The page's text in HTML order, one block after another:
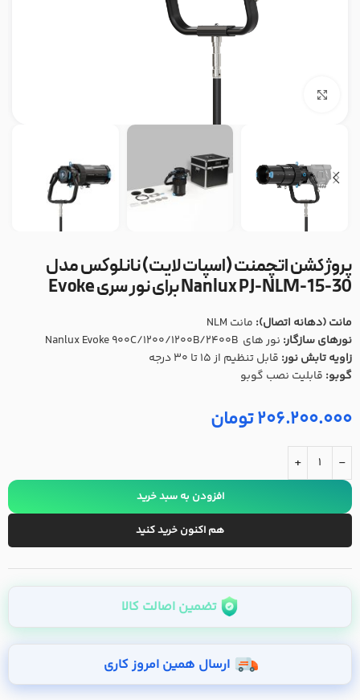
پروژکشن اتچمنت (اسپات لایت) نانلوکس مدل
Nanlux PJ-NLM-15-30 برای نور سری Evoke
مانت (دهانه اتصال): مانت NLM
نورهای سازگار: نور های Nanlux Evoke 900C/1200/1200B/2400B
زاویه تابش نور: قابل تنظیم از 15 تا 30 درجه
گوبو: قابلیت نصب گوبو
206.200.000تومان
-
+
افزودن به سبد خرید
هم اکنون خرید کنید
تضمین اصالت کالا
ارسال همین امروز کاری